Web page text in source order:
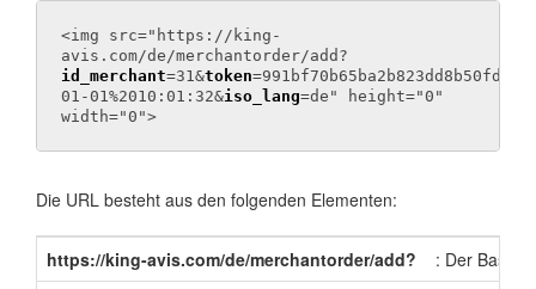
<img src="https://king-
avis.com/de/merchantorder/add?
id_merchant=31&token
01-01%2010:01:32&iso_lang=de" height="0"
width="0">
Die URL besteht aus den folgenden Elementen:
https://king-avis.com/de/merchantorder/add?
: Der